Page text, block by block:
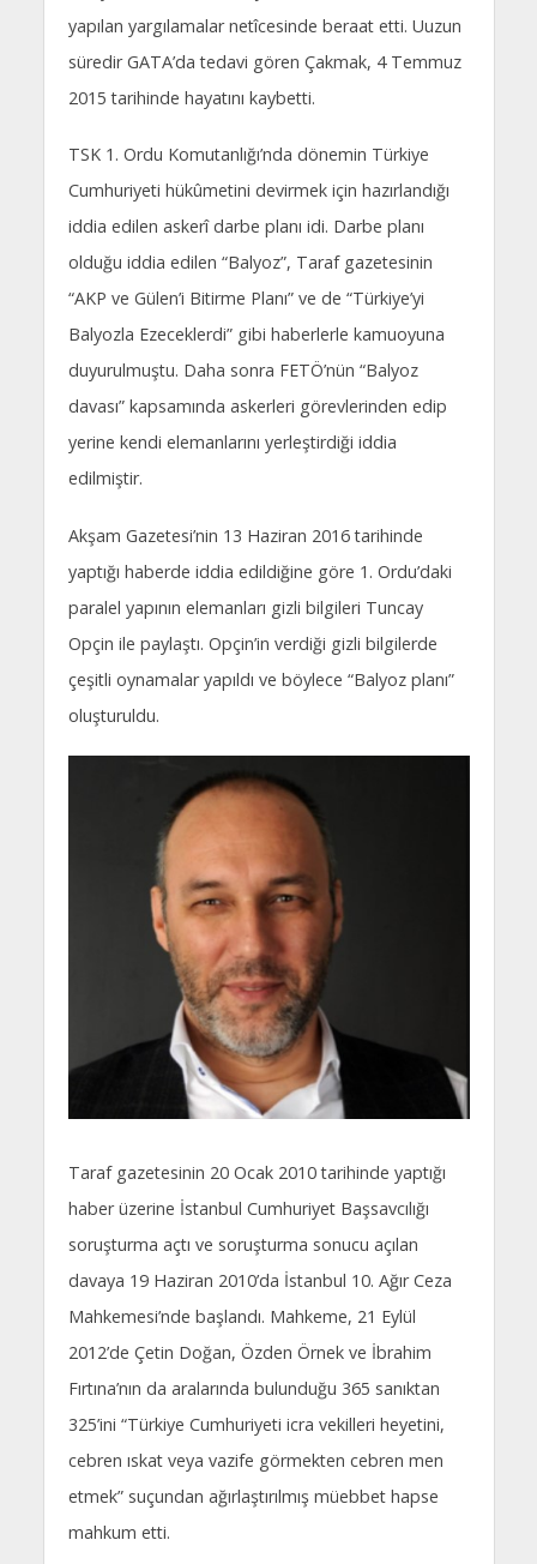
yapılan yargılamalar netîcesinde beraat etti. Uuzun
süredir GATA’da tedavi gören Çakmak, 4 Temmuz
2015 tarihinde hayatını kaybetti.
TSK 1. Ordu Komutanlığı’nda dönemin Türkiye
Cumhuriyeti hükûmetini devirmek için hazırlandığı
iddia edilen askerî darbe planı idi. Darbe planı
olduğu iddia edilen “Balyoz”, Taraf gazetesinin
“AKP ve Gülen’i Bitirme Planı” ve de “Türkiye’yi
Balyozla Ezeceklerdi” gibi haberlerle kamuoyuna
duyurulmuştu. Daha sonra FETÖ’nün “Balyoz
davası” kapsamında askerleri görevlerinden edip
yerine kendi elemanlarını yerleştirdiği iddia
edilmiştir.
Akşam Gazetesi’nin 13 Haziran 2016 tarihinde
yaptığı haberde iddia edildiğine göre 1. Ordu’daki
paralel yapının elemanları gizli bilgileri Tuncay
Opçin ile paylaştı. Opçin’in verdiği gizli bilgilerde
çeşitli oynamalar yapıldı ve böylece “Balyoz planı”
oluşturuldu.
Taraf gazetesinin 20 Ocak 2010 tarihinde yaptığı
haber üzerine İstanbul Cumhuriyet Başsavcılığı
soruşturma açtı ve soruşturma sonucu açılan
davaya 19 Haziran 2010’da İstanbul 10. Ağır Ceza
Mahkemesi’nde başlandı. Mahkeme, 21 Eylül
2012’de Çetin Doğan, Özden Örnek ve İbrahim
Fırtına’nın da aralarında bulunduğu 365 sanıktan
325’ini “Türkiye Cumhuriyeti icra vekilleri heyetini,
cebren ıskat veya vazife görmekten cebren men
etmek” suçundan ağırlaştırılmış müebbet hapse
mahkum etti.